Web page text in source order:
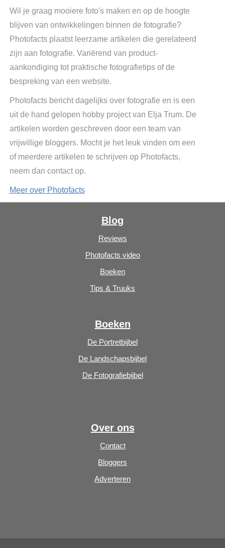
Wil je graag mooiere foto's maken en op de hoogte
blijven van ontwikkelingen binnen de fotografie?
Photofacts plaatst leerzame artikelen die gerelateerd
zijn aan fotografie. Variërend van product-
aankondiging tot praktische fotografietips of de
bespreking van een website.
Photofacts bericht dagelijks over fotografie en is een
uit de hand gelopen hobby project van Elja Trum. De
artikelen worden geschreven door een team van
vrijwillige bloggers. Mocht je het leuk vinden om een
of meerdere artikelen te schrijven op Photofacts,
neem dan contact op.
Meer over Photofacts
Blog
Reviews
Photofacts video
Boeken
Tips & Truuks
Boeken
De Portretbijbel
De Landschapsbijbel
De Fotografiebijbel
Over ons
Contact
Bloggers
Adverteren